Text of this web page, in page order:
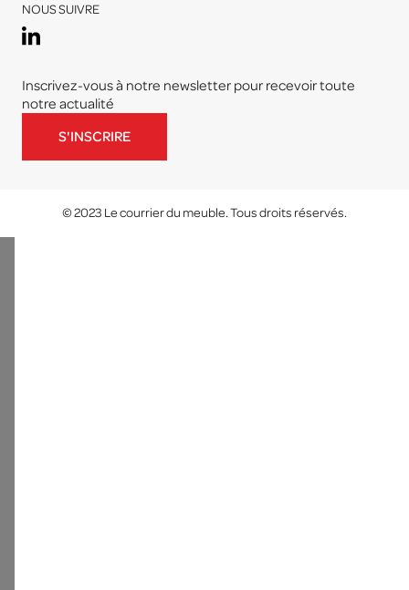
NOUS SUIVRE
Inscrivez-vous à notre newsletter pour recevoir toute
notre actualité
S'INSCRIRE
© 2023 Le courrier du meuble. Tous droits réservés.